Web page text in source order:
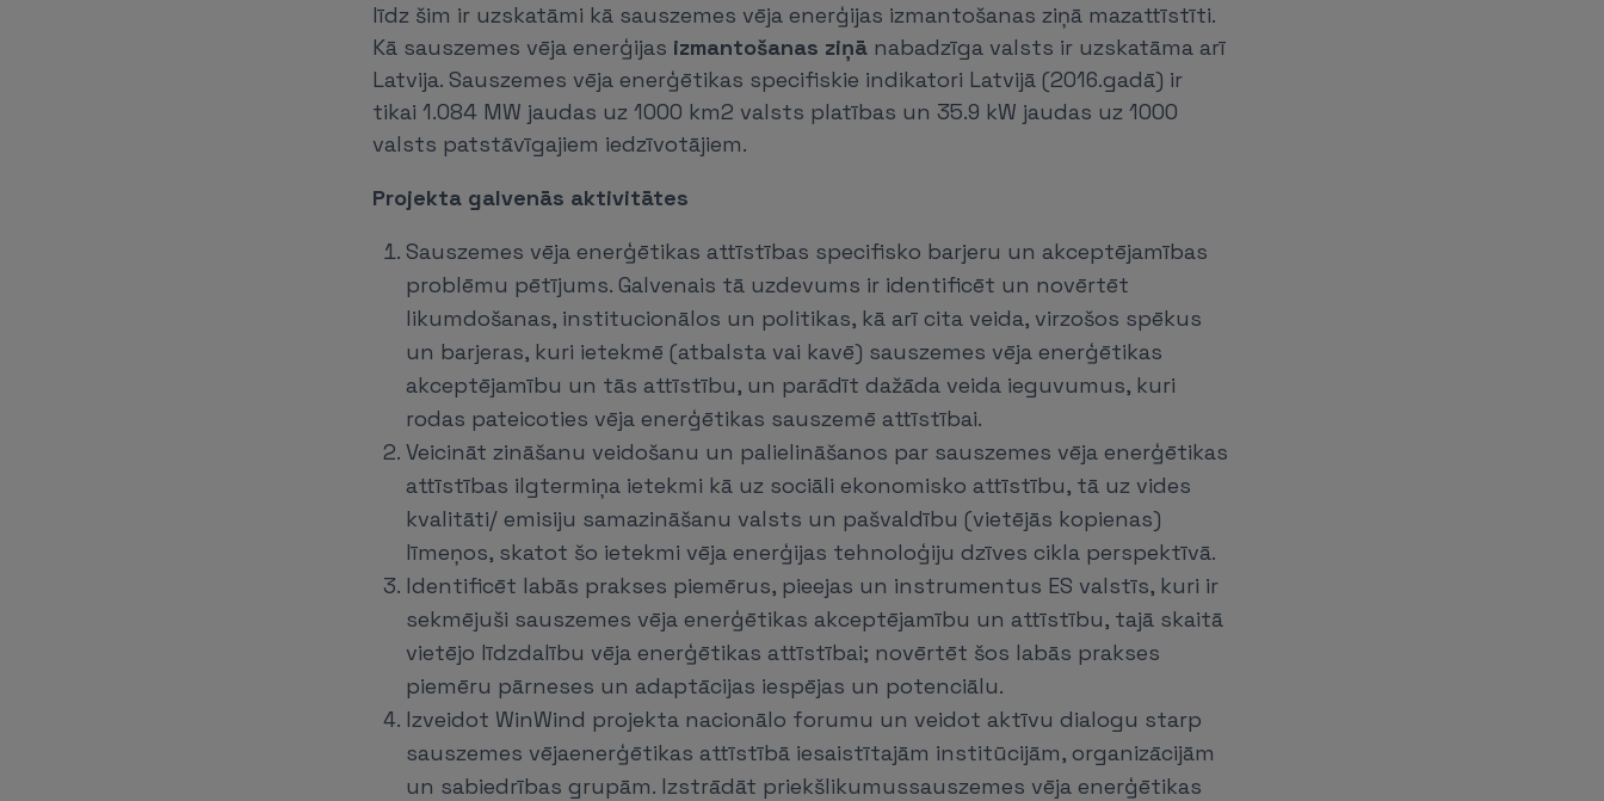
līdz šim ir uzskatāmi kā sauszemes vēja enerģijas izmantošanas ziņā mazattīstīti.
Kā sauszemes vēja enerģijas izmantošanas ziņā nabadzīga valsts ir uzskatāma arī
Latvija. Sauszemes vēja enerģētikas specifiskie indikatori Latvijā (2016.gadā) ir
tikai 1.084 MW jaudas uz 1000 km2 valsts platības un 35.9 kW jaudas uz 1000
valsts patstāvīgajiem iedzīvotājiem.
Projekta galvenās aktivitātes
Sauszemes vēja enerģētikas attīstības specifisko barjeru un akceptējamības
problēmu pētījums. Galvenais tā uzdevums ir identificēt un novērtēt
likumdošanas, institucionālos un politikas, kā arī cita veida, virzošos spēkus
un barjeras, kuri ietekmē (atbalsta vai kavē) sauszemes vēja enerģētikas
akceptējamību un tās attīstību, un parādīt dažāda veida ieguvumus, kuri
rodas pateicoties vēja enerģētikas sauszemē attīstībai.
Veicināt zināšanu veidošanu un palielināšanos par sauszemes vēja enerģētikas
attīstības ilgtermiņa ietekmi kā uz sociāli ekonomisko attīstību, tā uz vides
kvalitāti/ emisiju samazināšanu valsts un pašvaldību (vietējās kopienas)
līmeņos, skatot šo ietekmi vēja enerģijas tehnoloģiju dzīves cikla perspektīvā.
Identificēt labās prakses piemērus, pieejas un instrumentus ES valstīs, kuri ir
sekmējuši sauszemes vēja enerģētikas akceptējamību un attīstību, tajā skaitā
vietējo līdzdalību vēja enerģētikas attīstībai; novērtēt šos labās prakses
piemēru pārneses un adaptācijas iespējas un potenciālu.
Izveidot WinWind projekta nacionālo forumu un veidot aktīvu dialogu starp
sauszemes vējaenerģētikas attīstībā iesaistītajām institūcijām, organizācijām
un sabiedrības grupām. Izstrādāt priekšlikumussauszemes vēja enerģētikas